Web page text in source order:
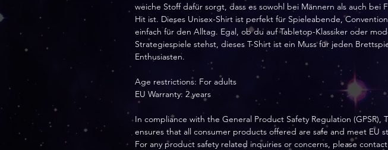
weiche Stoff dafür sorgt, dass es sowohl bei Männern als auch bei
Hit ist. Dieses Unisex-Shirt ist perfekt für Spieleabende,
einfach für den Alltag. Egal, ob du auf Tabletop-Klassiker oder
Strategiespiele stehst, dieses T-Shirt ist ein Muss für jeden
Enthusiasten.
Age restrictions: For adults
EU Warranty: 2 years
In compliance with the General Product Safety Regulation (GPSR),
ensures that all consumer products offered are safe and meet EU
For any product safety related inquiries or concerns, please